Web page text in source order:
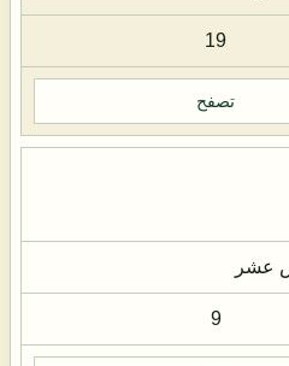
19
تصفح
عشر
9